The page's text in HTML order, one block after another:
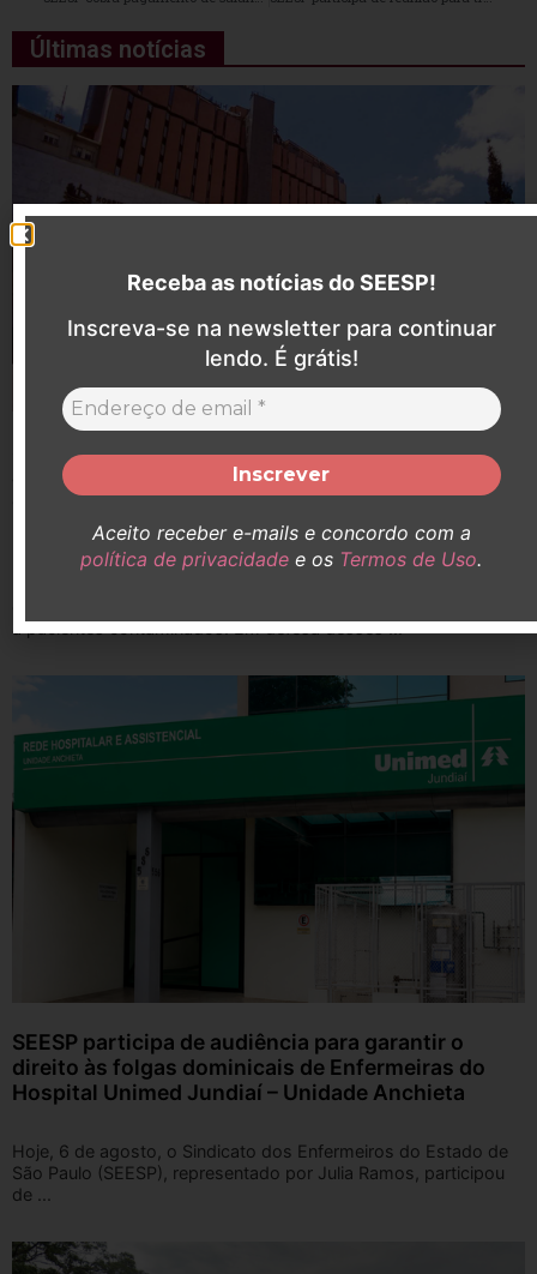
Últimas notícias
SEESP participa de audiência pelo aumento do
adicional de insalubridade de Enfermeiras (os)
que atuaram no Hospital Santa Catarina durante a
pandemia
a pacientes contaminados. Em defesa desses ...
SEESP participa de audiência para garantir o
direito às folgas dominicais de Enfermeiras do
Hospital Unimed Jundiaí – Unidade Anchieta
Hoje, 6 de agosto, o Sindicato dos Enfermeiros do Estado de
São Paulo (SEESP), representado por Julia Ramos, participou
de ...
Receba as notícias do SEESP!
Inscreva-se na newsletter para continuar
lendo. É grátis!
Aceito receber e-mails e concordo com a
política de privacidade e os Termos de Uso.